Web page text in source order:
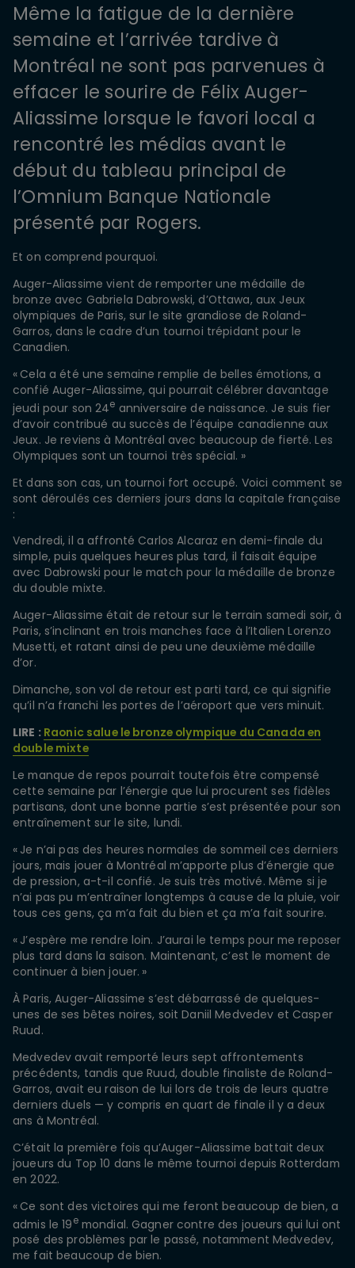
Même la fatigue de la dernière
semaine et l’arrivée tardive à
Montréal ne sont pas parvenues à
effacer le sourire de Félix Auger-
Aliassime lorsque le favori local a
rencontré les médias avant le
début du tableau principal de
l’Omnium Banque Nationale
présenté par Rogers.
Et on comprend pourquoi.
Auger-Aliassime vient de remporter une médaille de
bronze avec Gabriela Dabrowski, d’Ottawa, aux Jeux
olympiques de Paris, sur le site grandiose de Roland-
Garros, dans le cadre d’un tournoi trépidant pour le
Canadien.
« Cela a été une semaine remplie de belles émotions, a
confié Auger-Aliassime, qui pourrait célébrer davantage
jeudi pour son 24e anniversaire de naissance. Je suis fier
d’avoir contribué au succès de l’équipe canadienne aux
Jeux. Je reviens à Montréal avec beaucoup de fierté. Les
Olympiques sont un tournoi très spécial. »
Et dans son cas, un tournoi fort occupé. Voici comment se
sont déroulés ces derniers jours dans la capitale française
:
Vendredi, il a affronté Carlos Alcaraz en demi-finale du
simple, puis quelques heures plus tard, il faisait équipe
avec Dabrowski pour le match pour la médaille de bronze
du double mixte.
Auger-Aliassime était de retour sur le terrain samedi soir, à
Paris, s’inclinant en trois manches face à l’Italien Lorenzo
Musetti, et ratant ainsi de peu une deuxième médaille
d’or.
Dimanche, son vol de retour est parti tard, ce qui signifie
qu’il n’a franchi les portes de l’aéroport que vers minuit.
LIRE : Raonic salue le bronze olympique du Canada en
double mixte
Le manque de repos pourrait toutefois être compensé
cette semaine par l’énergie que lui procurent ses fidèles
partisans, dont une bonne partie s’est présentée pour son
entraînement sur le site, lundi.
« Je n’ai pas des heures normales de sommeil ces derniers
jours, mais jouer à Montréal m’apporte plus d’énergie que
de pression, a-t-il confié. Je suis très motivé. Même si je
n’ai pas pu m’entraîner longtemps à cause de la pluie, voir
tous ces gens, ça m’a fait du bien et ça m’a fait sourire.
« J’espère me rendre loin. J’aurai le temps pour me reposer
plus tard dans la saison. Maintenant, c’est le moment de
continuer à bien jouer. »
À Paris, Auger-Aliassime s’est débarrassé de quelques-
unes de ses bêtes noires, soit Daniil Medvedev et Casper
Ruud.
Medvedev avait remporté leurs sept affrontements
précédents, tandis que Ruud, double finaliste de Roland-
Garros, avait eu raison de lui lors de trois de leurs quatre
derniers duels — y compris en quart de finale il y a deux
ans à Montréal.
C’était la première fois qu’Auger-Aliassime battait deux
joueurs du Top 10 dans le même tournoi depuis Rotterdam
en 2022.
« Ce sont des victoires qui me feront beaucoup de bien, a
admis le 19emondial. Gagner contre des joueurs qui lui ont
posé des problèmes par le passé, notamment Medvedev,
me fait beaucoup de bien.